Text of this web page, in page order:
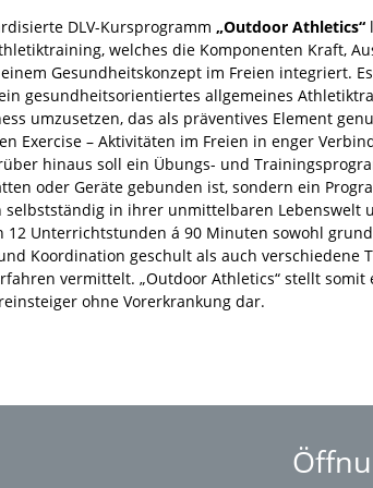
DLV-Kursprogramm „Outdoor Athletics“
welches die Komponenten Kraft,
Gesundheitskonzept im Freien integriert.
gesundheitsorientiertes allgemeines
umzusetzen, das als präventives Element
Exercise – Aktivitäten im Freien in enger
hinaus soll ein Übungs- und
oder Geräte gebunden ist, sondern ein
selbstständig in ihrer unmittelbaren Lebenswelt
12 Unterrichtstunden á 90 Minuten sowohl
Koordination geschult als auch verschiedene
vermittelt. „Outdoor Athletics“ stellt
ohne Vorerkrankung dar.